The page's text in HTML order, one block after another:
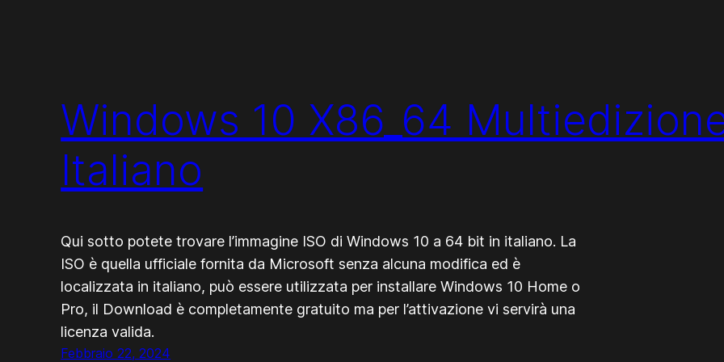
Windows 10 X86_64
Italiano
Qui sotto potete trovare l’immagine ISO di Windows 10 a 64 bit in italiano. La
ISO è quella ufficiale fornita da Microsoft senza alcuna modifica ed è
localizzata in italiano, può essere utilizzata per installare Windows 10 Home o
Pro, il Download è completamente gratuito ma per l’attivazione vi servirà una
licenza valida.
Febbraio 22, 2024